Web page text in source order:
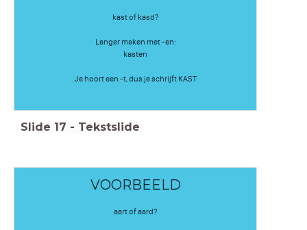
kast of kasd?
Langer maken met -en:
kasten
Je hoort een -t, dus je schrijft KAST
Slide 17 - Tekstslide
VOORBEELD
aart of aard?